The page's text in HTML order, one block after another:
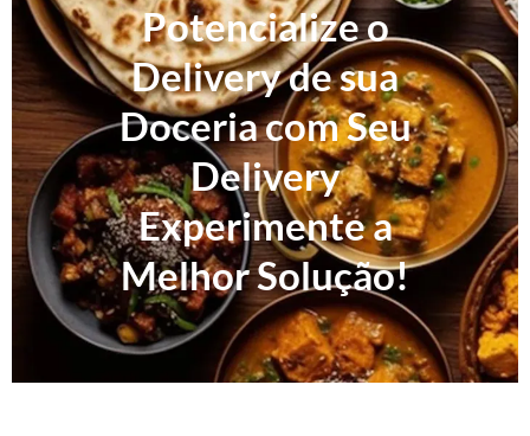
Potencialize o
Delivery de sua
Doceria com Seu
Delivery
Experimente a
Melhor Solução!